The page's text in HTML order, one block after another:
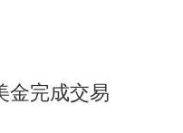
金完成交易